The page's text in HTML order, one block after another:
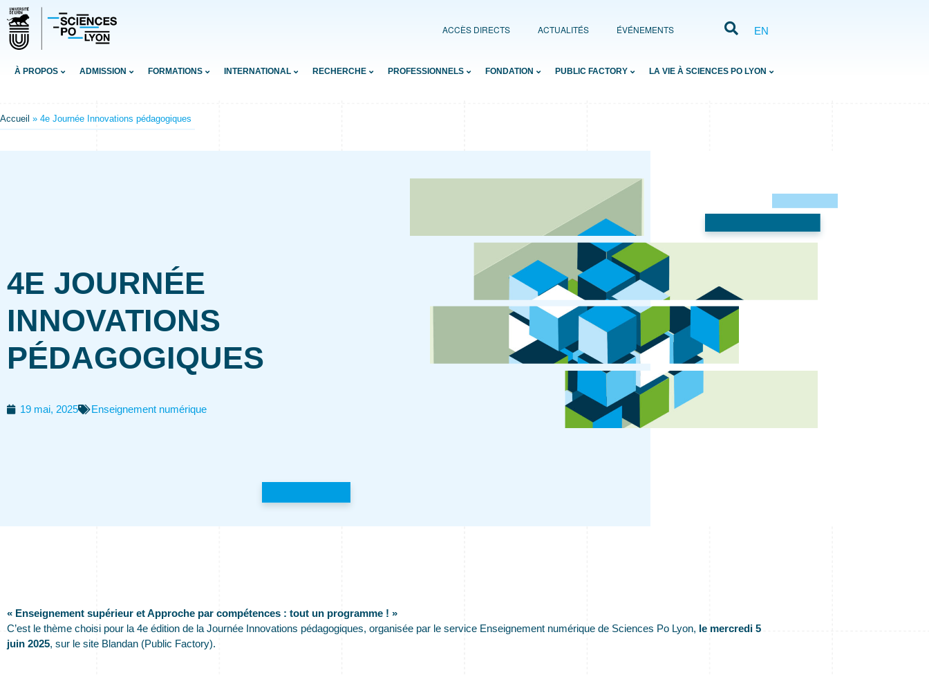
ACCÈS DIRECTS ACTUALITÉS ÉVÉNEMENTS EN
À PROPOS ADMISSION FORMATIONS INTERNATIONAL RECHERCHE PROFESSIONNELS FONDATION PUBLIC FACTORY LA VIE À SCIENCES PO LYON
Accueil » 4e Journée Innovations pédagogiques
4E JOURNÉE
INNOVATIONS
PÉDAGOGIQUES
19 mai, 2025 Enseignement numérique
« Enseignement supérieur et Approche par compétences : tout un programme ! »
C’est le thème choisi pour la 4e édition de la Journée Innovations pédagogiques, organisée par le service Enseignement numérique de Sciences Po Lyon, le mercredi 5
juin 2025, sur le site Blandan (Public Factory).